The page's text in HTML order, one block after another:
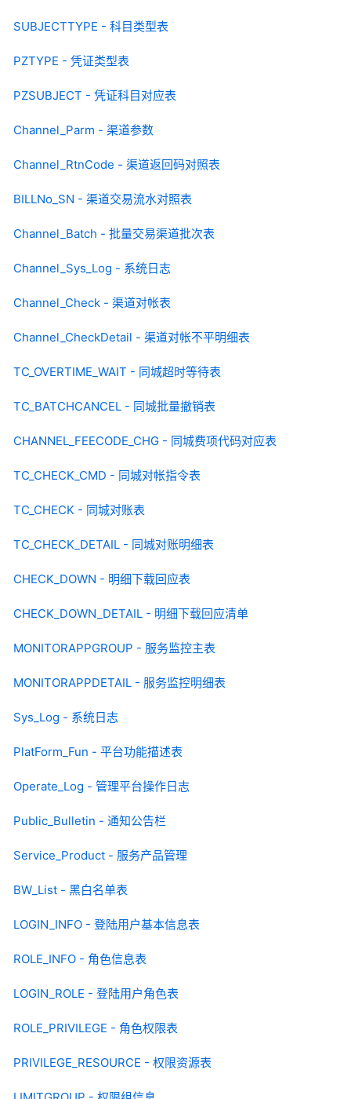
SUBJECTTYPE - 科目类型表
PZTYPE - 凭证类型表
PZSUBJECT - 凭证科目对应表
Channel_Parm - 渠道参数
Channel_RtnCode - 渠道返回码对照表
BILLNo_SN - 渠道交易流水对照表
Channel_Batch - 批量交易渠道批次表
Channel_Sys_Log - 系统日志
Channel_Check - 渠道对帐表
Channel_CheckDetail - 渠道对帐不平明细表
TC_OVERTIME_WAIT - 同城超时等待表
TC_BATCHCANCEL - 同城批量撤销表
CHANNEL_FEECODE_CHG - 同城费项代码对应表
TC_CHECK_CMD - 同城对帐指令表
TC_CHECK - 同城对账表
TC_CHECK_DETAIL - 同城对账明细表
CHECK_DOWN - 明细下载回应表
CHECK_DOWN_DETAIL - 明细下载回应清单
MONITORAPPGROUP - 服务监控主表
MONITORAPPDETAIL - 服务监控明细表
Sys_Log - 系统日志
PlatForm_Fun - 平台功能描述表
Operate_Log - 管理平台操作日志
Public_Bulletin - 通知公告栏
Service_Product - 服务产品管理
BW_List - 黑白名单表
LOGIN_INFO - 登陆用户基本信息表
ROLE_INFO - 角色信息表
LOGIN_ROLE - 登陆用户角色表
ROLE_PRIVILEGE - 角色权限表
PRIVILEGE_RESOURCE - 权限资源表